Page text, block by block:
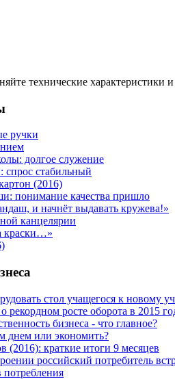
технические характеристики
ручки
долгое служение
спрос стабильный
(2016)
понимание качества пришло
и начнёт выдавать кружева!»
канцелярии
краски…»
стол учащегося к новому
рекордном росте оборота в 2015
бизнеса - что главное?
днем или экономить?
(2016): краткие итоги 9 месяцев
российский потребитель
потребления